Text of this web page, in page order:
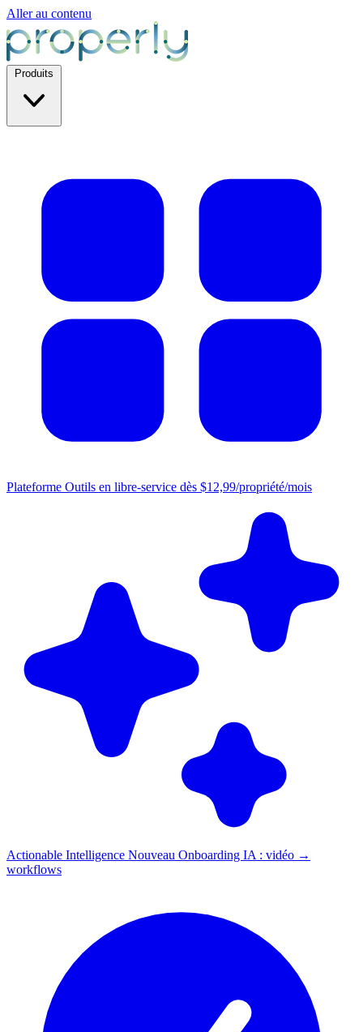
Aller au contenu
Plateforme Outils en libre-service dès $12,99/propriété/mois
Actionable Intelligence Nouveau Onboarding IA : vidéo →
workflows